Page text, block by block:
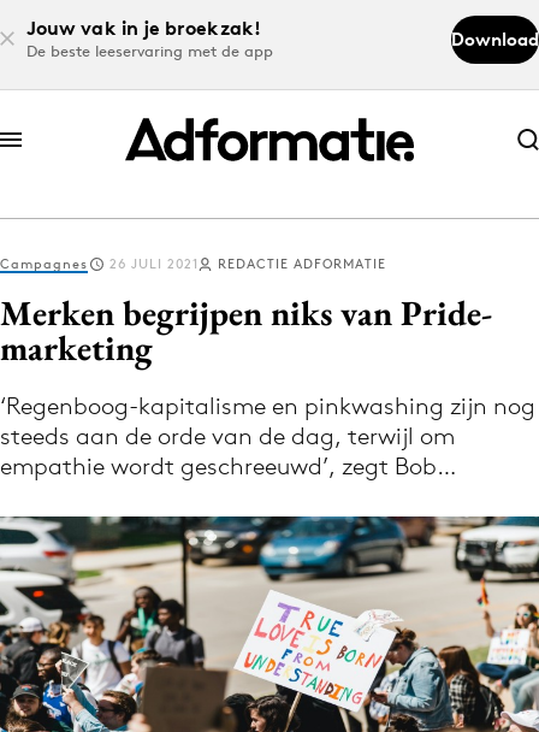
Jouw vak in je broekzak!
De beste leeservaring met de app
Download
Abonneer nu
Abonneer nu
Log in
Volg het laatste nieuws via de Adformatie
Nieuws app
Menu
Home
9 sept: GenAI-training
Campagnes 26 JULI 2021 REDACTIE ADFORMATIE
Merken begrijpen niks van Pride-
marketing
‘Regenboog-kapitalisme en pinkwashing zijn nog
steeds aan de orde van de dag, terwijl om
empathie wordt geschreeuwd’, zegt Bob…